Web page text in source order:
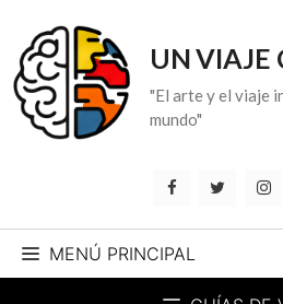
contenido
UN VIAJE
"El arte y el viaje
mundo"
MENÚ PRINCIPAL